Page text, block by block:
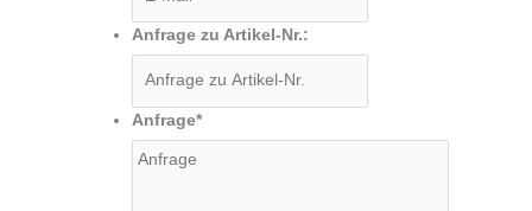
Anfrage zu Artikel-Nr.:
Anfrage*